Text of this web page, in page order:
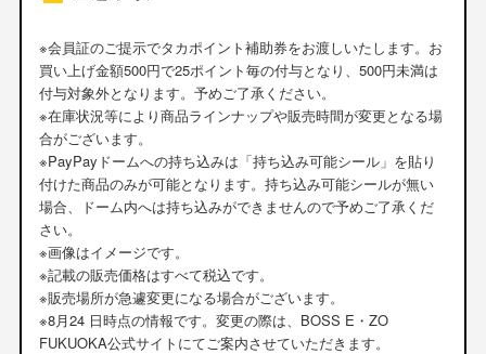
※会員証のご提示でタカポイント補助券をお渡しいたします。お
買い上げ金額500円で25ポイント毎の付与となり、500円未満は
付与対象外となります。予めご了承ください。
※在庫状況等により商品ラインナップや販売時間が変更となる場
合がございます。
※PayPayドームへの持ち込みは「持ち込み可能シール」を貼り
付けた商品のみが可能となります。持ち込み可能シールが無い
場合、ドーム内へは持ち込みができませんので予めご了承くだ
さい。
※画像はイメージです。
※記載の販売価格はすべて税込です。
※販売場所が急遽変更になる場合がございます。
※8月24 日時点の情報です。変更の際は、BOSS E・ZO
FUKUOKA公式サイトにてご案内させていただきます。